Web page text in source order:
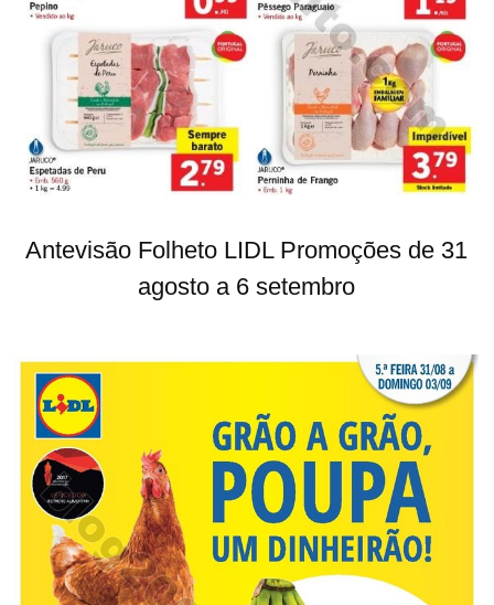
Antevisão Folheto LIDL Promoções de 31
agosto a 6 setembro